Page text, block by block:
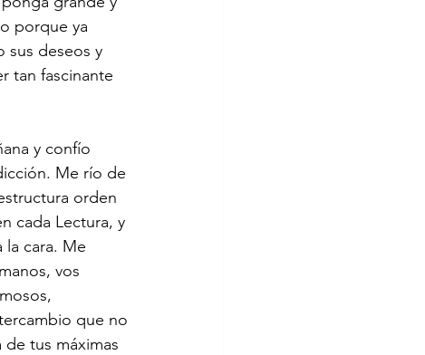
porque ya
sus deseos y
tan fascinante
y confío
Me río de
orden
cada Lectura, y
cara. Me
vos
que no
tus máximas